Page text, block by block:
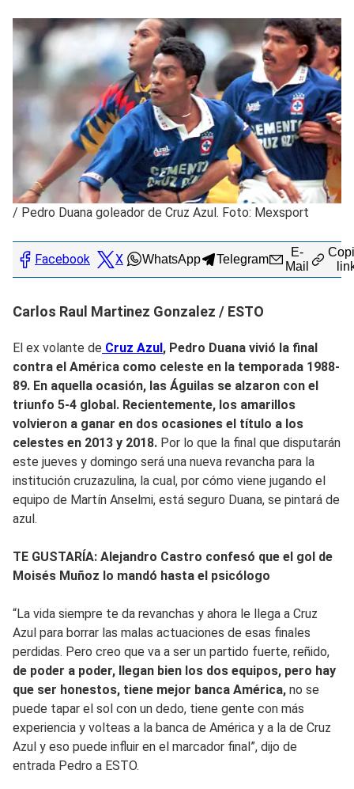
/ Pedro Duana goleador de Cruz Azul. Foto: Mexsport
Facebook X WhatsApp Telegram
E-
Mail
Carlos Raul Martinez Gonzalez / ESTO
El ex volante de Cruz Azul, Pedro Duana vivió la final
contra el América como celeste en la temporada 1988-
89. En aquella ocasión, las Águilas se alzaron con el
triunfo 5-4 global. Recientemente, los amarillos
volvieron a ganar en dos ocasiones el título a los
celestes en 2013 y 2018. Por lo que la final que disputarán
este jueves y domingo será una nueva revancha para la
institución cruzazulina, la cual, por cómo viene jugando el
equipo de Martín Anselmi, está seguro Duana, se pintará de
azul.
TE GUSTARÍA: Alejandro Castro confesó que el gol de
Moisés Muñoz lo mandó hasta el psicólogo
“La vida siempre te da revanchas y ahora le llega a Cruz
Azul para borrar las malas actuaciones de esas finales
perdidas. Pero creo que va a ser un partido fuerte, reñido,
de poder a poder, llegan bien los dos equipos, pero hay
que ser honestos, tiene mejor banca América, no se
puede tapar el sol con un dedo, tiene gente con más
experiencia y volteas a la banca de América y a la de Cruz
Azul y eso puede influir en el marcador final”, dijo de
entrada Pedro a ESTO.